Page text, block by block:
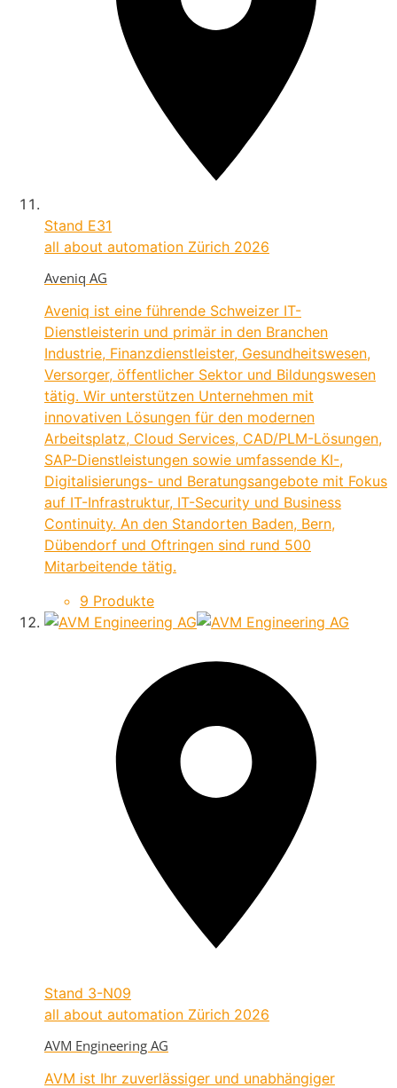
Stand E31
all about automation Zürich 2026
Aveniq AG
Aveniq ist eine führende Schweizer IT-
Dienstleisterin und primär in den Branchen
Industrie, Finanzdienstleister, Gesundheitswesen,
Versorger, öffentlicher Sektor und Bildungswesen
tätig. Wir unterstützen Unternehmen mit
innovativen Lösungen für den modernen
Arbeitsplatz, Cloud Services, CAD/PLM-Lösungen,
SAP-Dienstleistungen sowie umfassende KI-,
Digitalisierungs- und Beratungsangebote mit Fokus
auf IT-Infrastruktur, IT-Security und Business
Continuity. An den Standorten Baden, Bern,
Dübendorf und Oftringen sind rund 500
Mitarbeitende tätig.
9 Produkte
Stand 3-N09
all about automation Zürich 2026
AVM Engineering AG
AVM ist Ihr zuverlässiger und unabhängiger